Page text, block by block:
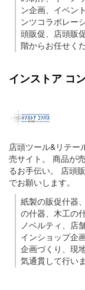
ン企画、イベン
ンツコラボレー
頭販促、店頭販
階からお任せく
インストア コ
店頭ツール&リテー
売サイト。 商品が
るお手伝い。 店頭
でお願いします。
紙製の販促什器
の什器、木工の
ノベルティ、店
インショップ企
企画づくり、現
気通貫して行いま